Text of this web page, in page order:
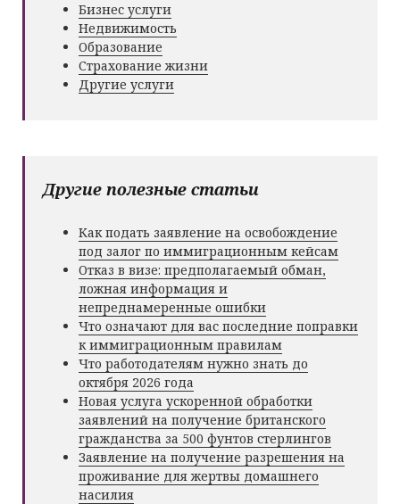
Бизнес услуги
Недвижимость
Образование
Страхование жизни
Другие услуги
Другие полезные статьи
Как подать заявление на освобождение
под залог по иммиграционным кейсам
Отказ в визе: предполагаемый обман,
ложная информация и
непреднамеренные ошибки
Что означают для вас последние поправки
к иммиграционным правилам
Что работодателям нужно знать до
октября 2026 года
Новая услуга ускоренной обработки
заявлений на получение британского
гражданства за 500 фунтов стерлингов
Заявление на получение разрешения на
проживание для жертвы домашнего
насилия